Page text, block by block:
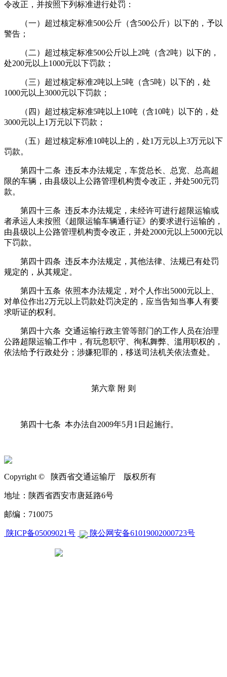
令改正，并按照下列标准进行处罚：
（一）超过核定标准500公斤（含500公斤）以下的，予以
警告；
（二）超过核定标准500公斤以上2吨（含2吨）以下的，
处200元以上1000元以下罚款；
（三）超过核定标准2吨以上5吨（含5吨）以下的，处
1000元以上3000元以下罚款；
（四）超过核定标准5吨以上10吨（含10吨）以下的，处
3000元以上1万元以下罚款；
（五）超过核定标准10吨以上的，处1万元以上3万元以下
罚款。
第四十二条 违反本办法规定，车货总长、总宽、总高超
限的车辆，由县级以上公路管理机构责令改正，并处500元罚
款。
第四十三条 违反本办法规定，未经许可进行超限运输或
者承运人未按照《超限运输车辆通行证》的要求进行运输的，
由县级以上公路管理机构责令改正，并处2000元以上5000元以
下罚款。
第四十四条 违反本办法规定，其他法律、法规已有处罚
规定的，从其规定。
第四十五条 依照本办法规定，对个人作出5000元以上、
对单位作出2万元以上罚款处罚决定的，应当告知当事人有要
求听证的权利。
第四十六条 交通运输行政主管等部门的工作人员在治理
公路超限运输工作中，有玩忽职守、徇私舞弊、滥用职权的，
依法给予行政处分；涉嫌犯罪的，移送司法机关依法查处。
第六章 附 则
第四十七条 本办法自2009年5月1日起施行。
Copyright © 陕西省交通运输厅 版权所有
地址：陕西省西安市唐延路6号
邮编：710075
陕ICP备05009021号 陕公网安备61019002000723号